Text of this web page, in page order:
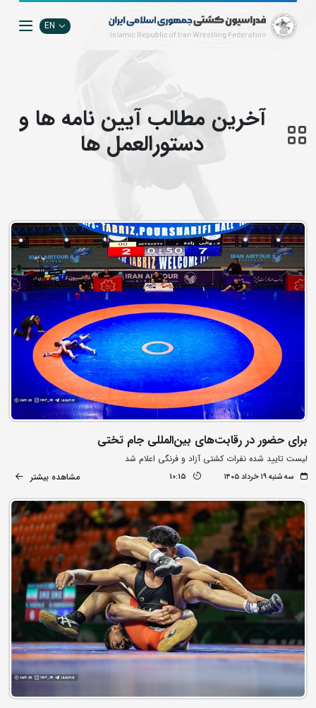
EN
آخرین مطالب آیین نامه ها و
دستورالعمل ها
برای حضور در رقابت‌های بین‌المللی جام تختی
لیست تایید شده نفرات کشتی آزاد و فرنگی اعلام شد
سه شنبه ۱۹ خرداد ۱۴۰۵ 10:15 مشاهده بیشتر